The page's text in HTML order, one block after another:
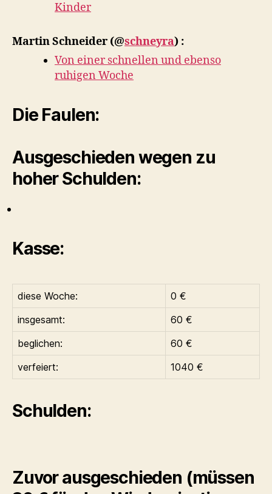
Kinder
Martin Schneider (@schneyra) :
Von einer schnellen und ebenso
ruhigen Woche
Die Faulen:
Ausgeschieden wegen zu
hoher Schulden:
Kasse:
diese Woche:
0 €
insgesamt:
60 €
beglichen:
60 €
verfeiert:
1040 €
Schulden:
Zuvor ausgeschieden (müssen